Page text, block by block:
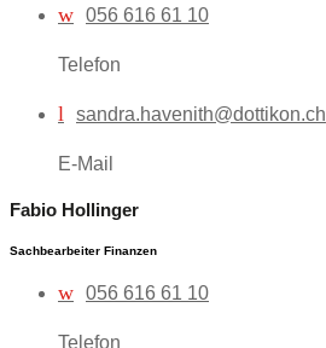
w 056 616 61 10
Telefon
l sandra.havenith@dottikon.ch
E-Mail
Fabio Hollinger
Sachbearbeiter Finanzen
w 056 616 61 10
Telefon